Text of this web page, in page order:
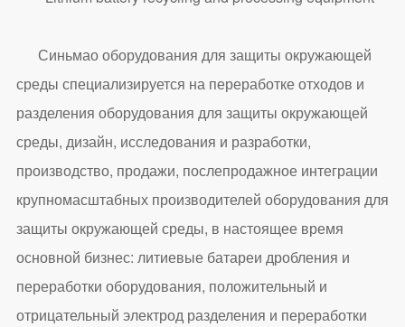
Синьмао оборудования для защиты окружающей
среды специализируется на переработке отходов и
разделения оборудования для защиты окружающей
среды, дизайн, исследования и разработки,
производство, продажи, послепродажное интеграции
крупномасштабных производителей оборудования для
защиты окружающей среды, в настоящее время
основной бизнес: литиевые батареи дробления и
переработки оборудования, положительный и
отрицательный электрод разделения и переработки